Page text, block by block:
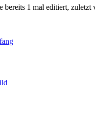
bereits 1 mal editiert, zuletzt